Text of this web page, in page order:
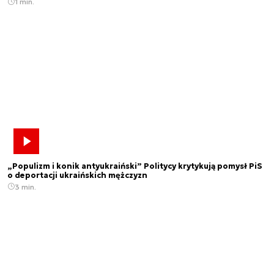
„Populizm i konik antyukraiński” Politycy krytykują pomysł PiS
o deportacji ukraińskich mężczyzn
3 min.